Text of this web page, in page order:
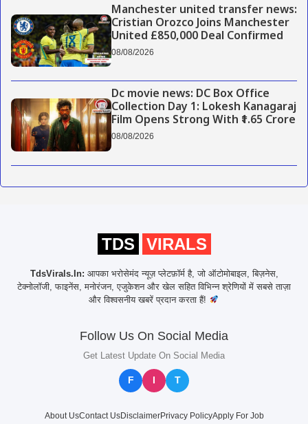
Manchester united transfer news:
Cristian Orozco Joins Manchester
United £850,000 Deal Confirmed
08/08/2026
Dc movie news: DC Box Office
Collection Day 1: Lokesh Kanagaraj
Film Opens Strong With ₹1.65 Crore
08/08/2026
TDS VIRALS
TdsVirals.In: आपका भरोसेमंद न्यूज़ प्लेटफ़ॉर्म है, जो ऑटोमोबाइल, बिज़नेस,
टेक्नोलॉजी, फाइनेंस, मनोरंजन, एजुकेशन और खेल सहित विभिन्न श्रेणियों में सबसे ताज़ा
और विश्वसनीय खबरें प्रदान करता हैं!
Follow Us On Social Media
Get Latest Update On Social Media
F I T
About UsContact UsDisclaimerPrivacy PolicyApply For Job